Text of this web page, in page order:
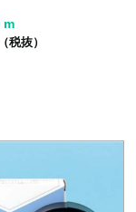
m
税抜）